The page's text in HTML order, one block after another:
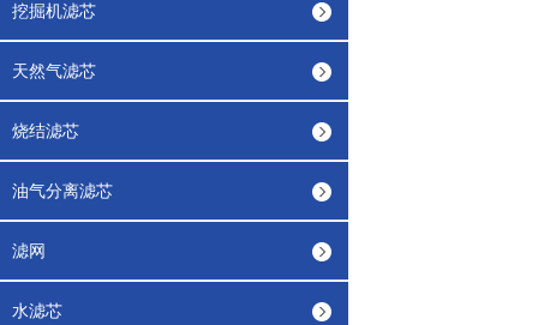
挖掘机滤芯
天然气滤芯
烧结滤芯
油气分离滤芯
滤网
水滤芯